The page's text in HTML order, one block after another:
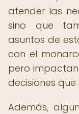
atender las
sino que
asuntos de
con el
pero
decisiones
Además,